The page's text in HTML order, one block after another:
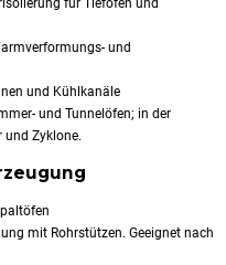
und
und Kühlkanäle
und Tunnelöfen; in der
und Zyklone.
mit Rohrstützen. Geeignet nach